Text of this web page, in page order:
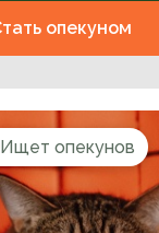
опекуном
Ищет опекунов